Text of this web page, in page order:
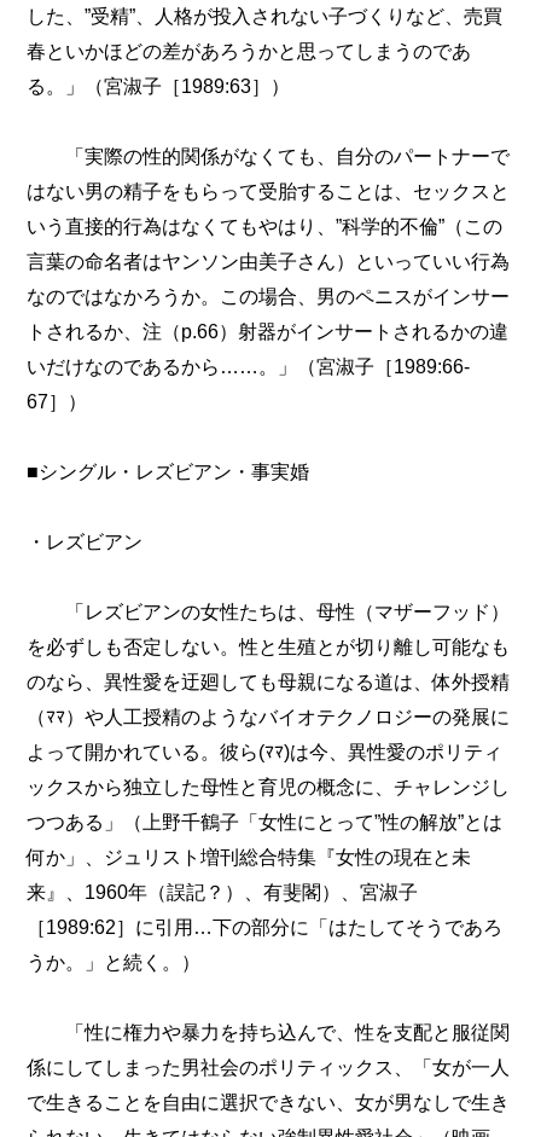
した、”受精”、人格が投入されない子づくりなど、売買
春といかほどの差があろうかと思ってしまうのであ
る。」（宮淑子［1989:63］）
「実際の性的関係がなくても、自分のパートナーで
はない男の精子をもらって受胎することは、セックスと
いう直接的行為はなくてもやはり、”科学的不倫”（この
言葉の命名者はヤンソン由美子さん）といっていい行為
なのではなかろうか。この場合、男のペニスがインサー
トされるか、注（p.66）射器がインサートされるかの違
いだけなのであるから……。」（宮淑子［1989:66-
67］）
■シングル・レズビアン・事実婚
・レズビアン
「レズビアンの女性たちは、母性（マザーフッド）
を必ずしも否定しない。性と生殖とが切り離し可能なも
のなら、異性愛を迂廻しても母親になる道は、体外授精
（ﾏﾏ）や人工授精のようなバイオテクノロジーの発展に
よって開かれている。彼ら(ﾏﾏ)は今、異性愛のポリティ
ックスから独立した母性と育児の概念に、チャレンジし
つつある」（上野千鶴子「女性にとって”性の解放”とは
何か」、ジュリスト増刊総合特集『女性の現在と未
来』、1960年（誤記？）、有斐閣）、宮淑子
［1989:62］に引用…下の部分に「はたしてそうであろ
うか。」と続く。）
「性に権力や暴力を持ち込んで、性を支配と服従関
係にしてしまった男社会のポリティックス、「女が一人
で生きることを自由に選択できない、女が男なしで生き